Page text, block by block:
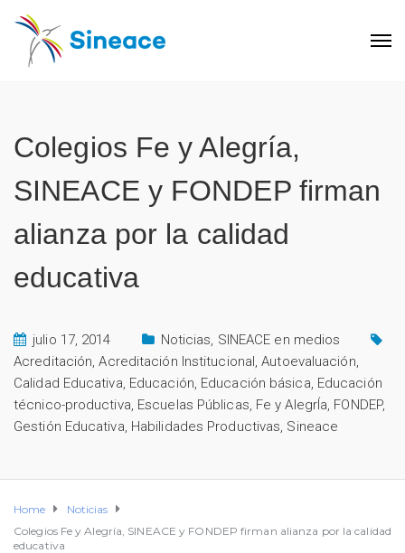
Colegios Fe y Alegría,
SINEACE y FONDEP firman
alianza por la calidad
educativa
julio 17, 2014 Noticias, SINEACE en medios
Acreditación,Acreditación Institucional,Autoevaluación,
Calidad Educativa, Educación, Educación básica, Educación
técnico-productiva, Escuelas Públicas, Fe y AlegrÍa, FONDEP,
Gestión Educativa, Habilidades Productivas, Sineace
Home
Noticias
Colegios Fe y Alegría, SINEACE y FONDEP firman alianza por la calidad
educativa